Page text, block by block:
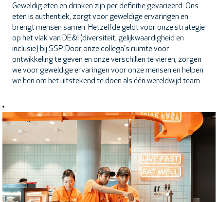
Geweldig eten en drinken zijn per definitie gevarieerd. Ons
eten is authentiek, zorgt voor geweldige ervaringen en
brengt mensen samen. Hetzelfde geldt voor onze strategie
op het vlak van DE&I (diversiteit, gelijkwaardigheid en
inclusie) bij SSP. Door onze collega's ruimte voor
ontwikkeling te geven en onze verschillen te vieren, zorgen
we voor geweldige ervaringen voor onze mensen en helpen
we hen om het uitstekend te doen als één wereldwijd team.